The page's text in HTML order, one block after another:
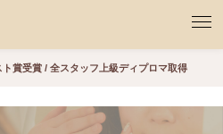
賞受賞 / 全スタッフ上級ディプロマ取得